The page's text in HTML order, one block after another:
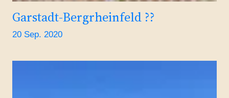
Garstadt-Bergrheinfeld ??
20 Sep. 2020